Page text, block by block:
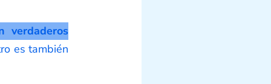
verdaderos
es también